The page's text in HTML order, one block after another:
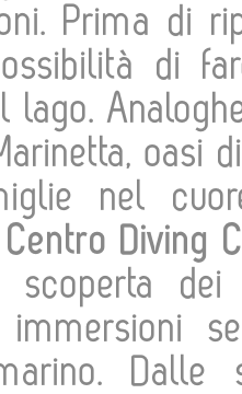
Prima di
di
lago.
oasi
nel
Centro Diving
scoperta